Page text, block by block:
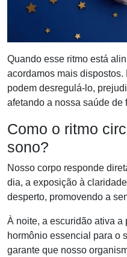
Quando esse ritmo está
acordamos mais
podem desregulá-lo,
afetando a nossa saúde de
Como o ritmo
sono?
Nosso corpo responde
dia, a exposição à
desperto, promovendo a
À noite, a escuridão ativa a
hormônio essencial para o
garante que nosso